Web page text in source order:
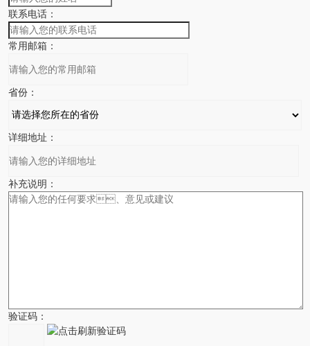
联系电话：
常用邮箱：
省份：
详细地址：
补充说明：
验证码：